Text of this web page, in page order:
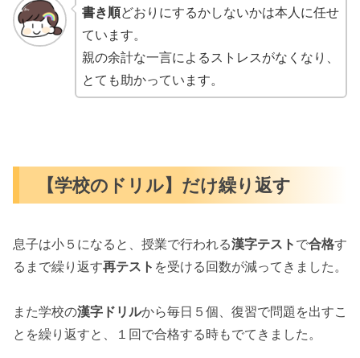
書き順どおりにするかしないかは本人に任せ
ています。
親の余計な一言によるストレスがなくなり、
とても助かっています。
【学校のドリル】だけ繰り返す
息子は小５になると、授業で行われる漢字テスト で合格す
るまで繰り返す再テスト を受ける回数が減ってきました。
また学校の漢字ドリルから毎日５個、復習で問題を出すこ
とを繰り返すと、１回で合格する時もでてきました。